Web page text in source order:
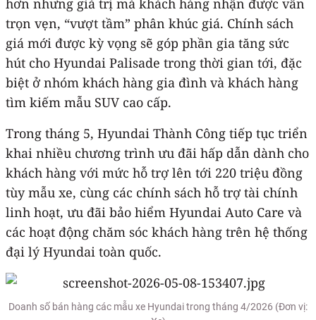
trọn vẹn, “vượt tầm” phân khúc giá. Chính sách
giá mới được kỳ vọng sẽ góp phần gia tăng sức
hút cho Hyundai Palisade trong thời gian tới, đặc
biệt ở nhóm khách hàng gia đình và khách hàng
tìm kiếm mẫu SUV cao cấp.
Trong tháng 5, Hyundai Thành Công tiếp tục triển
khai nhiều chương trình ưu đãi hấp dẫn dành cho
khách hàng với mức hỗ trợ lên tới 220 triệu đồng
tùy mẫu xe, cùng các chính sách hỗ trợ tài chính
linh hoạt, ưu đãi bảo hiểm Hyundai Auto Care và
các hoạt động chăm sóc khách hàng trên hệ thống
đại lý Hyundai toàn quốc.
Doanh số bán hàng các mẫu xe Hyundai trong tháng 4/2026 (Đơn vị: